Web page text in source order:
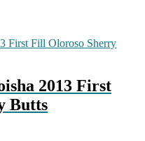
2013 First
Butts